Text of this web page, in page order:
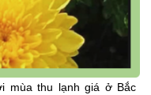
mùa thu lạnh giá ở Bắc